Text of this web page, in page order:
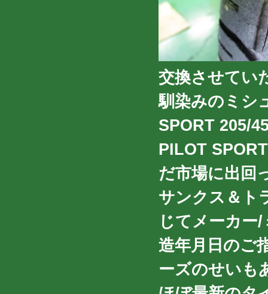
交換させてい
馴染みのミシ
SPORT 205/
PILOT
だ市場に出回
サンクス＆ト
じてメーカー
造年月日のご
ーズのせいも